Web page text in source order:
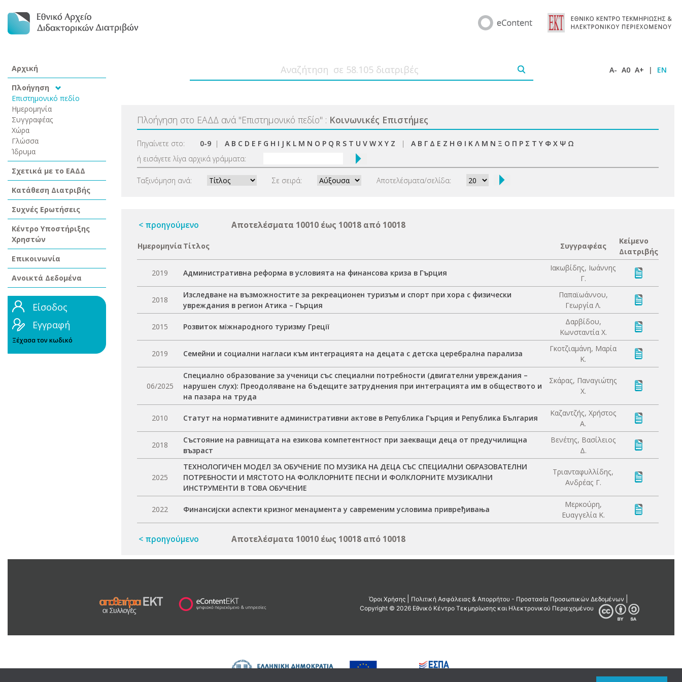
Αρχική
Πλοήγηση
Επιστημονικό πεδίο
Ημερομηνία
Συγγραφέας
Χώρα
Γλώσσα
Ίδρυμα
Σχετικά με το ΕΑΔΔ
Κατάθεση Διατριβής
Συχνές Ερωτήσεις
Κέντρο Υποστήριξης
Χρηστών
Επικοινωνία
Ανοικτά Δεδομένα
Είσοδος
Εγγραφή
Ξέχασα τον κωδικό
A- A0 A+ | EN
Πλοήγηση στο ΕΑΔΔ ανά "Επιστημονικό πεδίο" : Κοινωνικές Επιστήμες
Πηγαίνετε στο: 0-9 | A B C D E F G H I J K L M N O P Q R S T U V W X Y Z | Α Β Γ Δ Ε Ζ Η Θ Ι Κ Λ Μ Ν Ξ Ο Π Ρ Σ Τ Υ Φ Χ Ψ Ω
ή εισάγετε λίγα αρχικά γράμματα:
Ταξινόμηση ανά: Σε σειρά: Αποτελέσματα/σελίδα:
< προηγούμενο Αποτελέσματα 10010 έως 10018 από 10018
Ημερομηνία Τίτλος Συγγραφέας
Κείμενο
Διατριβής
2019 Административна реформа в условията на финансова криза в Гърция
Ιακωβίδης, Ιωάννης
Γ.
2018
Изследване на възможностите за рекреационен туризъм и спорт при хора с физически
увреждания в регион Атика – Гърция
Παπαϊωάννου,
Γεωργία Λ.
2015 Розвиток міжнародного туризму Греції
Δαρβίδου,
Κωνσταντία Χ.
2019 Семейни и социални нагласи към интеграцията на децата с детска церебрална парализа
Γκοτζιαμάνη, Μαρία
Κ.
06/2025
Специално образование за ученици със специални потребности (двигателни увреждания –
нарушен слух): Преодоляване на бъдещите затруднения при интеграцията им в обществото и
на пазара на труда
Σκάρας, Παναγιώτης
Χ.
2010 Статут на нормативните административни актове в Република Гърция и Република България
Καζαντζής, Χρήστος
Α.
2018
Състояние на равнищата на езикова компетентност при заекващи деца от предучилищна
възраст
Βενέτης, Βασίλειος
Δ.
2025
ТЕХНОЛОГИЧЕН МОДЕЛ ЗА ОБУЧЕНИЕ ПО МУЗИКА НА ДЕЦА СЪС СПЕЦИАЛНИ ОБРАЗОВАТЕЛНИ
ПОТРЕБНОСТИ И МЯСТОТО НА ФОЛКЛОРНИТЕ ПЕСНИ И ФОЛКЛОРНИТЕ МУЗИКАЛНИ
ИНСТРУМЕНТИ В ТОВА ОБУЧЕНИЕ
Τριανταφυλλίδης,
Ανδρέας Γ.
2022 Финансијски аспекти кризног менаџмента у савременим условима привређивања
Μερκούρη,
Ευαγγελία Κ.
< προηγούμενο Αποτελέσματα 10010 έως 10018 από 10018